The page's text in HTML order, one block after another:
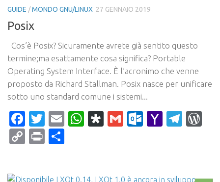
GUIDE /MONDO GNU/LINUX 27 GENNAIO 2019
Posix
Cos’è Posix? Sicuramente avrete già sentito questo
termine;ma esattamente cosa significa? Portable
Operating System Interface. È l’acronimo che venne
proposto da Richard Stallman. Posix nasce per unificare
sotto uno standard comune i sistemi...
Facebook
Twitter
EmailWhatsApp
Diaspora
Gmail Yahoo
CopyPrint